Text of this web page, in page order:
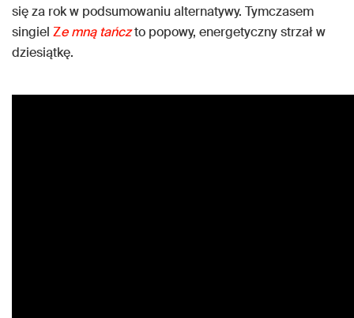
się za rok w podsumowaniu alternatywy. Tymczasem
singiel Ze mną tańczto popowy, energetyczny strzał w
dziesiątkę.